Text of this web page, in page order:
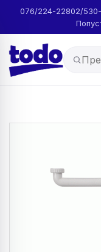
076/224-22802/